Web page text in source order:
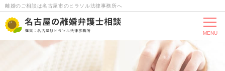
離婚のご相談は名古屋市のヒラソル法律事務所へ
MENU